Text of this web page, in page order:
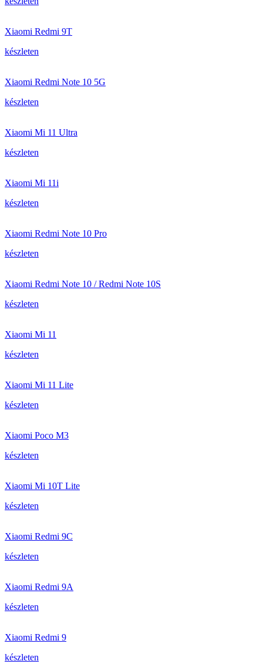
Xiaomi Redmi 9T
készleten
Xiaomi Redmi Note 10 5G
készleten
Xiaomi Mi 11 Ultra
készleten
Xiaomi Mi 11i
készleten
Xiaomi Redmi Note 10 Pro
készleten
Xiaomi Redmi Note 10 / Redmi Note 10S
készleten
Xiaomi Mi 11
készleten
Xiaomi Mi 11 Lite
készleten
Xiaomi Poco M3
készleten
Xiaomi Mi 10T Lite
készleten
Xiaomi Redmi 9C
készleten
Xiaomi Redmi 9A
készleten
Xiaomi Redmi 9
készleten